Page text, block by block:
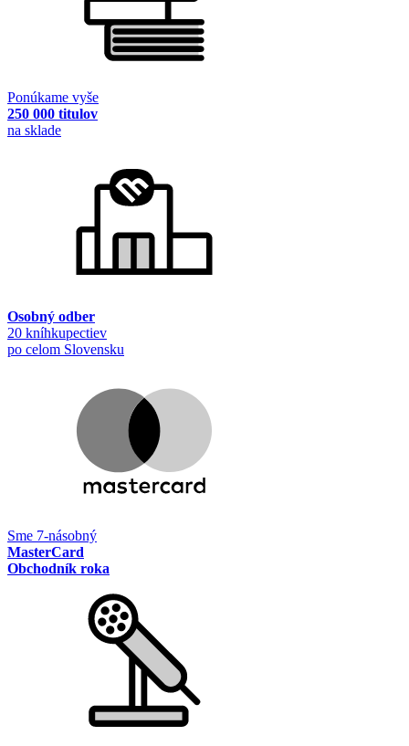
Ponúkame vyše
250 000 titulov
na sklade
Osobný odber
20 kníhkupectiev
po celom Slovensku
Sme 7-násobný
MasterCard
Obchodník roka